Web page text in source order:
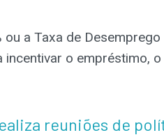
a Taxa de
o empréstimo,
reuniões de